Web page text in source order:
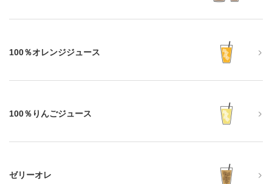
100％オレンジジュース
100％りんごジュース
ゼリーオレ